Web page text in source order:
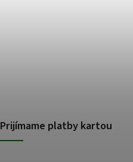
Prijímame platby kartou